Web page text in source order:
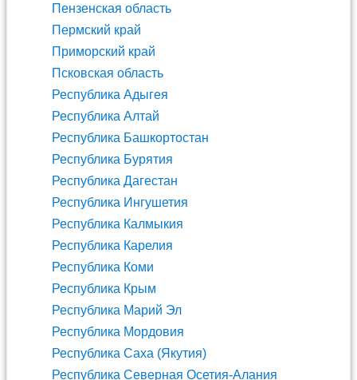
Пензенская область
Пермский край
Приморский край
Псковская область
Республика Адыгея
Республика Алтай
Республика Башкортостан
Республика Бурятия
Республика Дагестан
Республика Ингушетия
Республика Калмыкия
Республика Карелия
Республика Коми
Республика Крым
Республика Марий Эл
Республика Мордовия
Республика Саха (Якутия)
Республика Северная Осетия-Алания